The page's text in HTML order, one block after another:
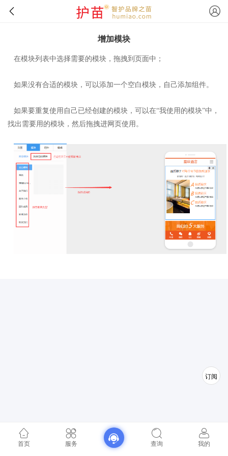
增加模块
在模块列表中选择需要的模块，拖拽到页面中；
如果没有合适的模块，可以添加一个空白模块，自己添加组件。
如果要重复使用自己已经创建的模块，可以在“我使用的模块”中，
找出需要用的模块，然后拖拽进网页使用。
首页 服务 查询 我的
订阅